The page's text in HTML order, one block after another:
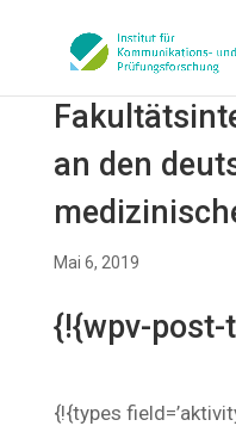
an den
Mai 6, 2019
{!{wpv-post-
{!{types